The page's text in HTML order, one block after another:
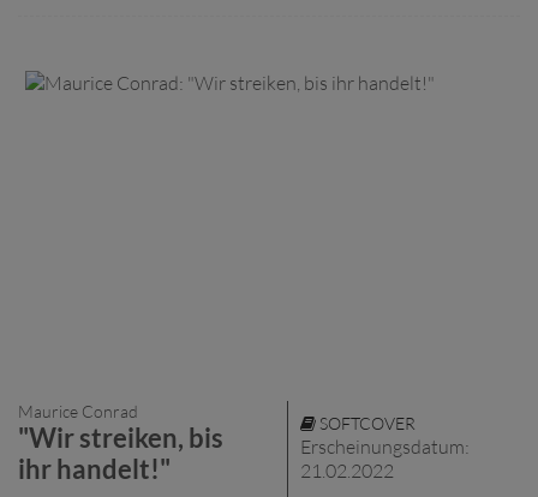
Maurice Conrad
"Wir streiken, bis
ihr handelt!"
SOFTCOVER
Erscheinungsdatum:
21.02.2022